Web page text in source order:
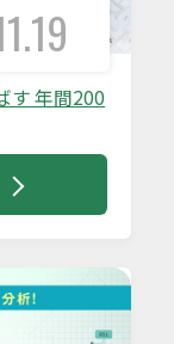
す 年間200